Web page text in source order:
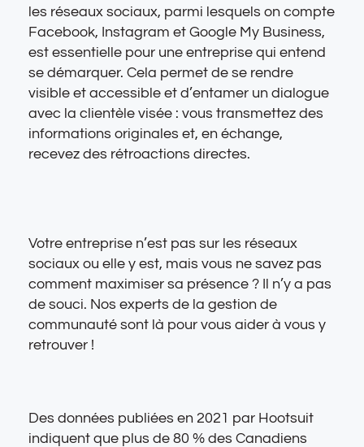
les réseaux sociaux, parmi lesquels on compte
Facebook, Instagram et Google My Business,
est essentielle pour une entreprise qui entend
se démarquer. Cela permet de se rendre
visible et accessible et d’entamer un dialogue
avec la clientèle visée : vous transmettez des
informations originales et, en échange,
recevez des rétroactions directes.
Votre entreprise n’est pas sur les réseaux
sociaux ou elle y est, mais vous ne savez pas
comment maximiser sa présence ? Il n’y a pas
de souci. Nos experts de la gestion de
communauté sont là pour vous aider à vous y
retrouver !
Des données publiées en 2021 par Hootsuit
indiquent que plus de 80 % des Canadiens